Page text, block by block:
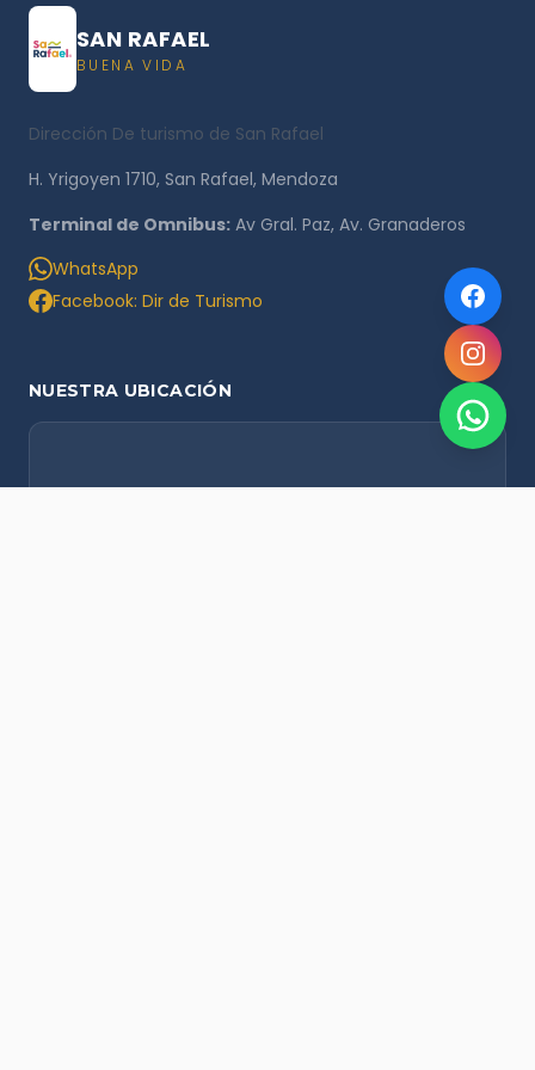
SAN RAFAEL
BUENA VIDA
Dirección De turismo de San Rafael
H. Yrigoyen 1710, San Rafael, Mendoza
Terminal de Omnibus: Av Gral. Paz, Av. Granaderos
WhatsApp
Facebook: Dir de Turismo
NUESTRA UBICACIÓN